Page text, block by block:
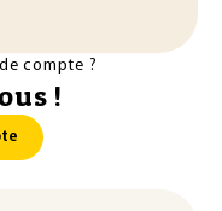
compte ?
!